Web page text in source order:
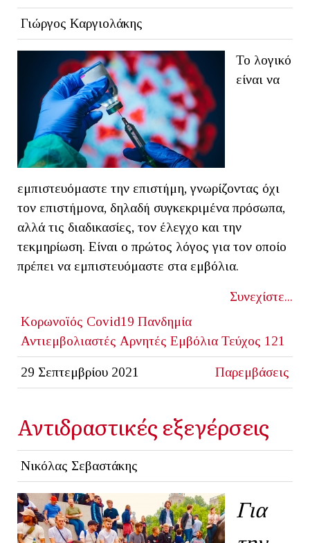
Γιώργος Καργιολάκης
Το λογικό
είναι να
εμπιστευόμαστε την επιστήμη, γνωρίζοντας όχι
τον επιστήμονα, δηλαδή συγκεκριμένα πρόσωπα,
αλλά τις διαδικασίες, τον έλεγχο και την
τεκμηρίωση. Είναι ο πρώτος λόγος για τον οποίο
πρέπει να εμπιστευόμαστε στα εμβόλια.
Συνεχίστε...
Κορωνοϊός Covid19 Πανδημία
Αντιεμβολιαστές Αρνητές Εμβόλια Τεύχος 121
29 Σεπτεμβρίου 2021 Παρεμβάσεις
Αντιδραστικές εξεγέρσεις
Νικόλας Σεβαστάκης
Για